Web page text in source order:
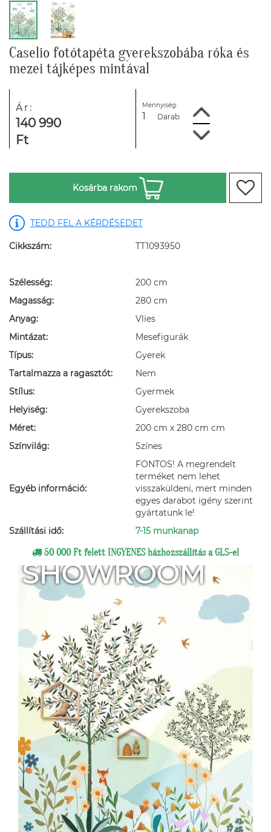
Caselio fotótapéta gyerekszobába róka és
mezei tájképes mintával
Ár:
140 990
Ft
Mennyiség:
Darab
Kosárba rakom
TEDD FEL A KÉRDÉSEDET
Cikkszám: TT1093950
Szélesség:
200 cm
Magasság:
280 cm
Anyag:
Vlies
Mintázat:
Mesefigurák
Típus:
Gyerek
Tartalmazza a ragasztót:
Nem
Stílus:
Gyermek
Helyiség:
Gyerekszoba
Méret:
200 cm x 280 cm cm
Színvilág:
Színes
Egyéb információ:
FONTOS! A megrendelt
terméket nem lehet
visszaküldeni, mert minden
egyes darabot igény szerint
gyártatunk le!
Szállítási idő:
7-15 munkanap
50 000 Ft felett INGYENES házhozszállítás a GLS-el
SHOWROOM